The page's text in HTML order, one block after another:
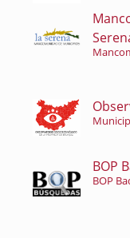
BOP
BOP